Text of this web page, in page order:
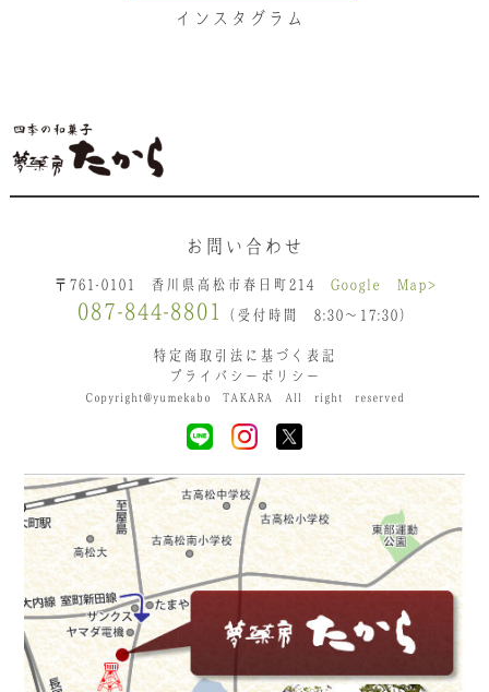
インスタグラム
お問い合わせ
〒761-0101 香川県高松市春日町214 Google Map>
087-844-8801 （受付時間 8:30〜17:30）
特定商取引法に基づく表記
プライバシーポリシー
Copyright@yumekabo TAKARA All right reserved